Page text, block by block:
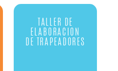
TALLER DE
ELABORACION
DE TRAPEADORES